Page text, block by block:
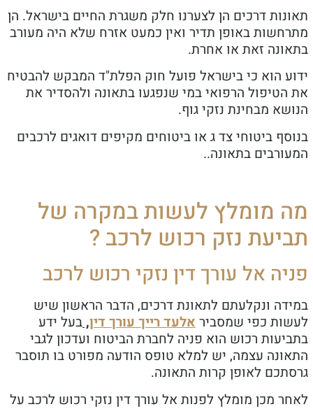
תאונות דרכים הן לצערנו חלק משגרת החיים בישראל. הן
מתרחשות באופן תדיר ואין כמעט אזרח שלא היה מעורב
בתאונה זאת או אחרת.
ידוע הוא כי בישראל פועל חוק הפלת"ד המבקש להבטיח
את הטיפול הרפואי במי שנפגעו בתאונה ולהסדיר את
הנושא מבחינת נזקי גוף.
בנוסף ביטוחי צד ג או ביטוחים מקיפים דואגים לרכבים
המעורבים בתאונה..
מה מומלץ לעשות במקרה של
תביעת נזק רכוש לרכב ?
פניה אל עורך דין נזקי רכוש לרכב
במידה ונקלעתם לתאונת דרכים, הדבר הראשון שיש
לעשות כפי שמסביראלעד רייך עורך דין,בעל ידע
בתביעות רכוש הוא פניה לחברת הביטוח ועדכון לגבי
התאונה עצמה, יש למלא טופס הודעה מפורט בו תוסבר
גרסתכם לאופן קרות התאונה.
לאחר מכן מומלץ לפנות אל עורך דין נזקי רכוש לרכב על